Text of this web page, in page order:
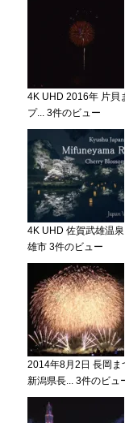
4K UHD 2016年 片貝
プ... 3件のビュー
4K UHD 佐賀武雄温
雄市 3件のビュー
2014年8月2日 長岡ま
新潟県長... 3件のビュ